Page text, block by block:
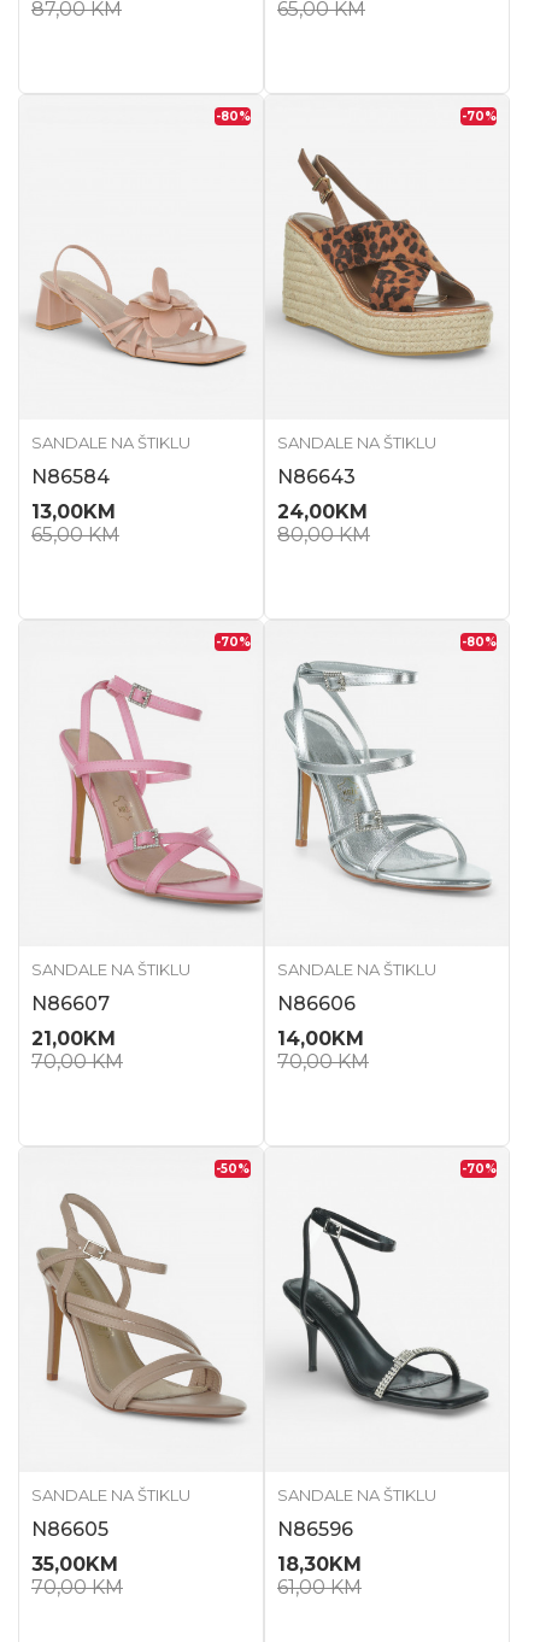
87,00KM
65,00KM
-80%
SANDALE NA ŠTIKLU
N86584
13,00KM
65,00KM
-70%
SANDALE NA ŠTIKLU
N86643
24,00KM
80,00KM
-70%
SANDALE NA ŠTIKLU
N86607
21,00KM
70,00KM
-80%
SANDALE NA ŠTIKLU
N86606
14,00KM
70,00KM
-50%
SANDALE NA ŠTIKLU
N86605
35,00KM
70,00KM
-70%
SANDALE NA ŠTIKLU
N86596
18,30KM
61,00KM